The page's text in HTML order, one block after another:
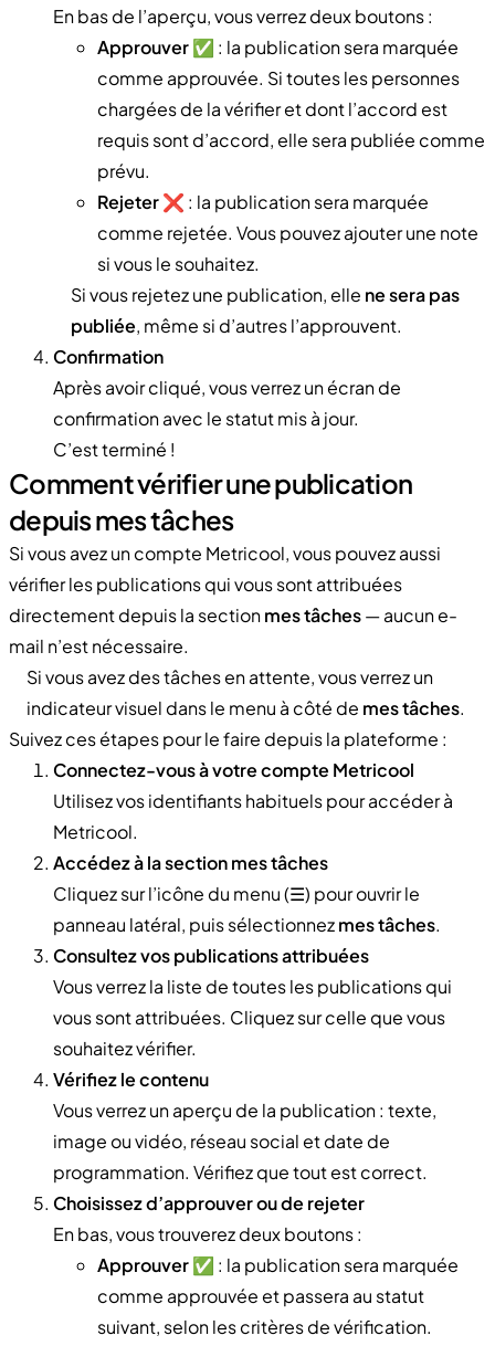
En bas de l’aperçu, vous verrez deux boutons :
Approuver✅ : la publication sera marquée
comme approuvée. Si toutes les personnes
chargées de la vérifier et dont l’accord est
requis sont d’accord, elle sera publiée comme
prévu.
Rejeter❌ : la publication sera marquée
comme rejetée. Vous pouvez ajouter une note
si vous le souhaitez.
Si vous rejetez une publication, elle ne sera pas
publiée, même si d’autres l’approuvent.
Confirmation
Après avoir cliqué, vous verrez un écran de
confirmation avec le statut mis à jour.
C’est terminé !
Comment vérifier une publication
depuis mes tâches
Si vous avez un compte Metricool, vous pouvez aussi
vérifier les publications qui vous sont attribuées
directement depuis la sectionmes tâches— aucun e-
mail n’est nécessaire.
Si vous avez des tâches en attente, vous verrez un
indicateur visuel dans le menu à côté de mes tâches.
Suivez ces étapes pour le faire depuis la plateforme :
Connectez-vous à votre compte Metricool
Utilisez vos identifiants habituels pour accéder à
Metricool.
Accédez à la section mes tâches
Cliquez sur l’icône du menu (☰) pour ouvrir le
panneau latéral, puis sélectionnezmes tâches.
Consultez vos publications attribuées
Vous verrez la liste de toutes les publications qui
vous sont attribuées. Cliquez sur celle que vous
souhaitez vérifier.
Vérifiez le contenu
Vous verrez un aperçu de la publication : texte,
image ou vidéo, réseau social et date de
programmation. Vérifiez que tout est correct.
Choisissez d’approuver ou de rejeter
En bas, vous trouverez deux boutons :
Approuver✅ : la publication sera marquée
comme approuvée et passera au statut
suivant, selon les critères de vérification.